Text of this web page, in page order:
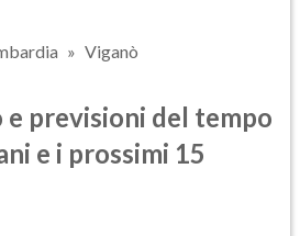
Viganò
previsioni del tempo
e i prossimi 15